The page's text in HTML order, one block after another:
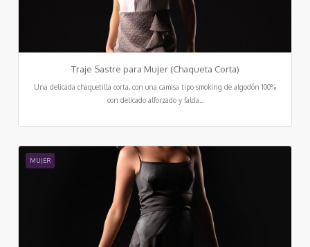
Traje Sastre para Mujer (Chaqueta Corta)
Una delicada chaquetilla corta, con una camisa tipo smoking de algodón 100%
con delicado alforzado y falda...
MUJER